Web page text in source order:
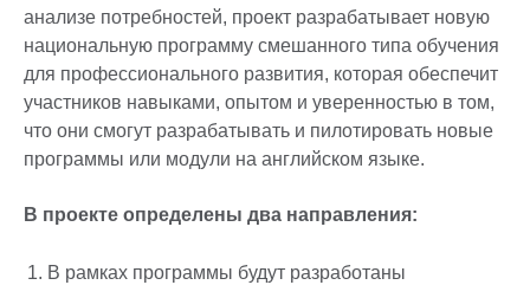
анализе потребностей, проект разрабатывает новую
национальную программу смешанного типа обучения
для профессионального развития, которая обеспечит
участников навыками, опытом и уверенностью в том,
что они смогут разрабатывать и пилотировать новые
программы или модули на английском языке.
В проекте определены два направления:
В рамках программы будут разработаны